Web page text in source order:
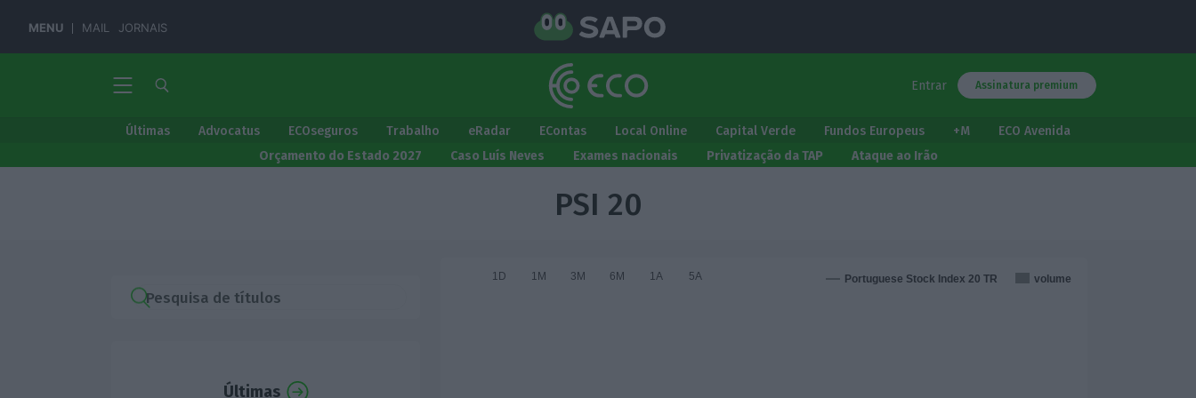
MENU MAIL JORNAIS
Entrar Assinatura premium
Últimas Advocatus ECOseguros Trabalho eRadar EContas Local Online Capital Verde Fundos Europeus +M
ECO Avenida
Orçamento do Estado 2027
Caso Luís Neves Exames nacionais Privatização da TAP Ataque ao Irão
PSI 20
1D 1M 3M 6M 1A 5A Portuguese Stock Index 20 TR volume
Últimas